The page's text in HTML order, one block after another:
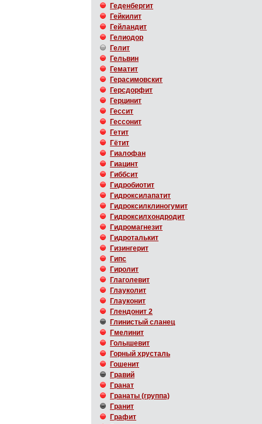
Геденбергит
Гейкилит
Гейландит
Гелиодор
Гелит
Гельвин
Гематит
Герасимовскит
Герсдорфит
Герцинит
Гессит
Гессонит
Гетит
Гётит
Гиалофан
Гиацинт
Гиббсит
Гидробиотит
Гидроксилапатит
Гидроксилклиногумит
Гидроксилхондродит
Гидромагнезит
Гидроталькит
Гизингерит
Гипс
Гиролит
Глаголевит
Глауколит
Глауконит
Глендонит 2
Глинистый сланец
Гмелинит
Голышевит
Горный хрусталь
Гошенит
Гравий
Гранат
Гранаты (группа)
Гранит
Графит